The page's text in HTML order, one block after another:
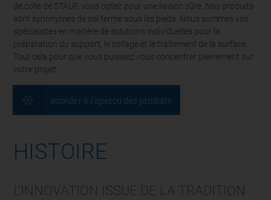
de colle de STAUF, vous optez pour une liaison sûre. Nos produits
sont synonymes de sol ferme sous les pieds. Nous sommes vos
spécialistes en matière de solutions individuelles pour la
préparation du support, le collage et le traitement de la surface.
Tout cela pour que vous puissiez vous concentrer pleinement sur
votre projet.
accéder à l'aperçu des produits
HISTOIRE
L'INNOVATION ISSUE DE LA TRADITION